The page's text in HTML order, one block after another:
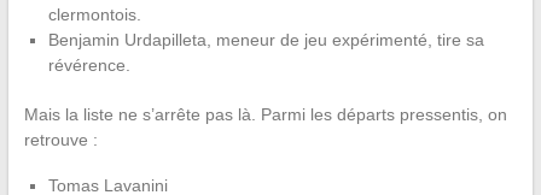
clermontois.
Benjamin Urdapilleta, meneur de jeu expérimenté, tire sa
révérence.
Mais la liste ne s’arrête pas là. Parmi les départs pressentis, on
retrouve :
Tomas Lavanini